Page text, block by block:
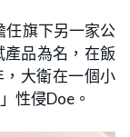
任旗下另一家公
品為名，在飯
大衛在一個小
性侵Doe。